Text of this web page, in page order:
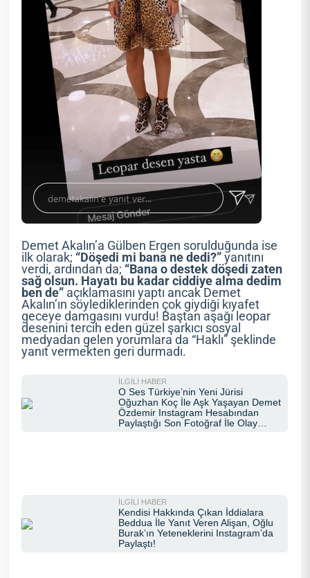
Demet Akalın’a Gülben Ergen sorulduğunda ise
ilk olarak; “Döşedi mi bana ne dedi?” yanıtını
verdi, ardından da; “Bana o destek döşedi zaten
sağ olsun. Hayatı bu kadar ciddiye alma dedim
ben de” açıklamasını yaptı ancak Demet
Akalın’ın söylediklerinden çok giydiği kıyafet
geceye damgasını vurdu! Baştan aşağı leopar
desenini tercih eden güzel şarkıcı sosyal
medyadan gelen yorumlara da “Haklı” şeklinde
yanıt vermekten geri durmadı.